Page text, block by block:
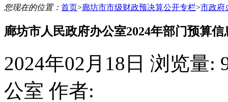
您现在的位置： 首页>廊坊市市级财政预决算公开专栏>市政府
廊坊市人民政府办公室2024年部门预算信
2024年02月18日 浏览量:
公室 作者: